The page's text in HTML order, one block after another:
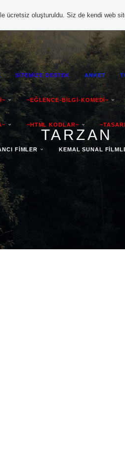
SİTEMİZE DESTEK ANKET
~EĞLENCE-BİLGİ-KOMEDİ~
~HTML KODLAR~
FİMLER KEMAL SUNAL
TARZAN
ücretsiz oluşturuldu. Siz de kendi web